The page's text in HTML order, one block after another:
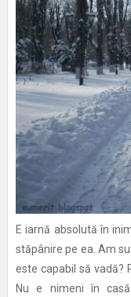
E iarnă absolută în
stăpânire pe ea. Am
este capabil să vadă?
Nu e nimeni în